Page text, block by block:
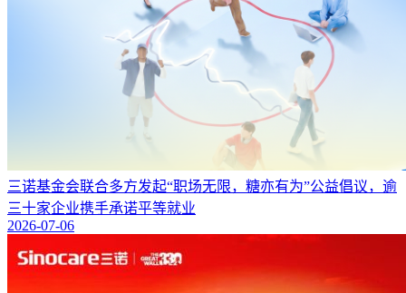
三诺基金会联合多方发起“职场无限，糖亦有为”公益倡议，逾
三十家企业携手承诺平等就业
2026-07-06